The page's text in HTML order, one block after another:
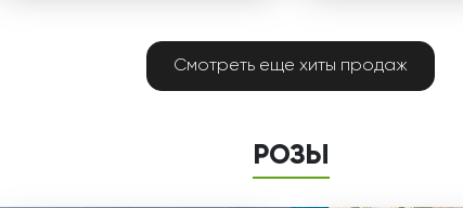
Смотреть еще хиты продаж
РОЗЫ